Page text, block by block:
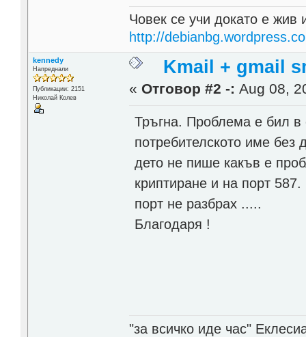
Човек се учи докато е
http://
kennedy
Напреднали
Публикации: 2151
Николай Колев
Kmail + gmail
« Отговор #2 -: Aug 08,
Тръгна. Проблема е бил
потребителското име
дето не пише какъв е
криптиране и на порт
порт не разбрах .....
Благодаря !
"за всичко иде час"